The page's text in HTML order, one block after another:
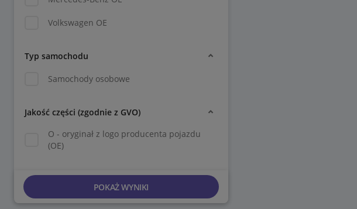
Volkswagen OE
Typ samochodu
Samochody osobowe
Jakość części (zgodnie z GVO)
O - oryginał z logo producenta pojazdu
(OE)
POKAŻ WYNIKI